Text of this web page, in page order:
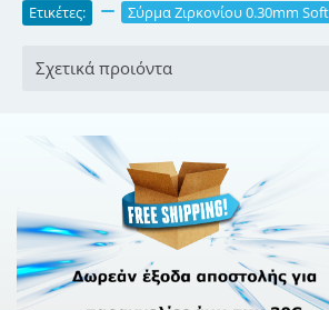
Ετικέτες: Σύρμα Ζιρκονίου 0.30mm Soft
Σχετικά προιόντα